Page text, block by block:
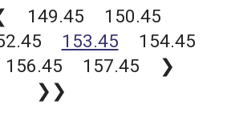
149.45
150.45
153.45
154.45
156.45 157.45
❯
❯❯